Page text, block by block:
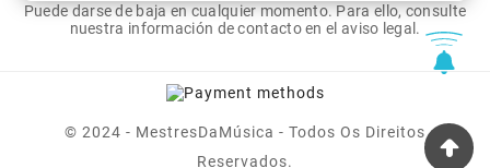
Puede darse de baja en cualquier momento. Para ello, consulte
nuestra información de contacto en el aviso legal.
© 2024 - MestresDaMúsica - Todos Os Direitos
Reservados.